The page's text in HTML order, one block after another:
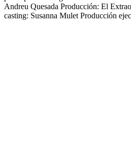
Andreu Quesada Producción: El
casting: Susanna Mulet Producción